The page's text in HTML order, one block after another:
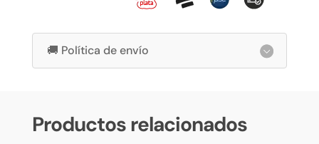
🚚 Política de envío
Productos relacionados